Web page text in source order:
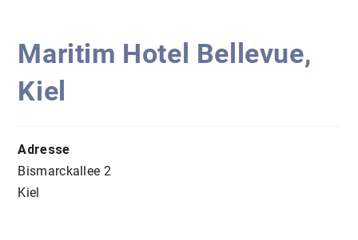
Maritim Hotel Bellevue,
Kiel
Adresse
Bismarckallee 2
Kiel